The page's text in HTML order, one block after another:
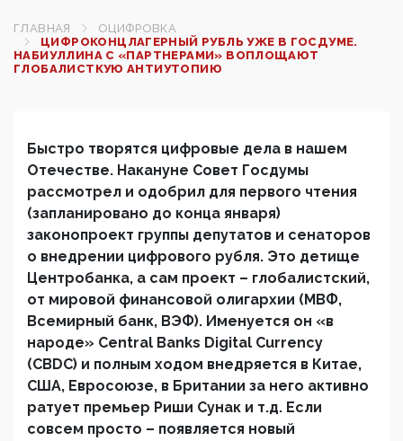
ГЛАВНАЯ
ОЦИФРОВКА
ЦИФРОКОНЦЛАГЕРНЫЙ РУБЛЬ УЖЕ В ГОСДУМЕ.
НАБИУЛЛИНА С «ПАРТНЕРАМИ» ВОПЛОЩАЮТ
ГЛОБАЛИСТКУЮ АНТИУТОПИЮ
Быстро творятся цифровые дела в нашем
Отечестве. Накануне Совет Госдумы
рассмотрел и одобрил для первого чтения
(запланировано до конца января)
законопроект группы депутатов и сенаторов
о внедрении цифрового рубля. Это детище
Центробанка, а сам проект – глобалистский,
от мировой финансовой олигархии (МВФ,
Всемирный банк, ВЭФ). Именуется он «в
народе» Central Banks Digital Currency
(CBDC) и полным ходом внедряется в Китае,
США, Евросоюзе, в Британии за него активно
ратует премьер Риши Сунак и т.д. Если
совсем просто – появляется новый